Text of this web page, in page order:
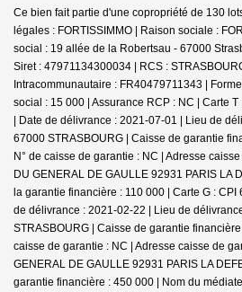
Ce bien fait partie d'une copropriété de 130
légales : FORTISSIMMO | Raison sociale :
social : 19 allée de la Robertsau - 67000
Siret : 47971134300034 | RCS :
Intracommunautaire : FR40479711343 |
social : 15 000 | Assurance RCP : NC | Carte T
| Date de délivrance : 2021-07-01 | Lieu de
67000 STRASBOURG | Caisse de garantie
N° de caisse de garantie : NC | Adresse
DU GENERAL DE GAULLE 92931 PARIS LA
la garantie financière : 110 000 | Carte G :
de délivrance : 2021-02-22 | Lieu de
STRASBOURG | Caisse de garantie
caisse de garantie : NC | Adresse caisse de
GENERAL DE GAULLE 92931 PARIS LA
garantie financière : 450 000 | Nom du